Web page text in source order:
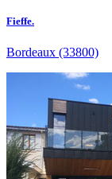
Fieffe.
Bordeaux (33800)